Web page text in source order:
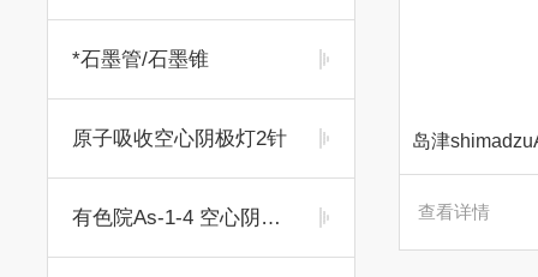
*石墨管/石墨锥
原子吸收空心阴极灯2针
有色院As-1-4 空心阴极灯 查看详情